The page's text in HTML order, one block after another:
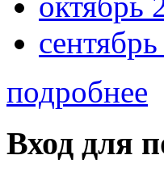
подробнее
Вход для